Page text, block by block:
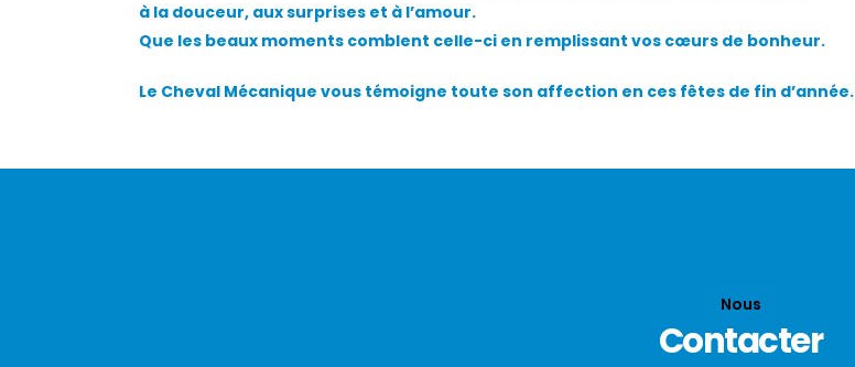
à la douceur, aux surprises et à l’amour.
Que les beaux moments comblent celle-ci en remplissant vos cœurs de bonheur.
Le Cheval Mécanique vous témoigne toute son affection en ces fêtes de fin d’année.
Nous
Contacter